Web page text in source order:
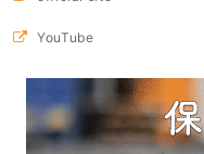
YouTube